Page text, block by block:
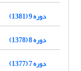
دوره 9 (1381)
دوره 8 (1378)
دوره 7 (1377)